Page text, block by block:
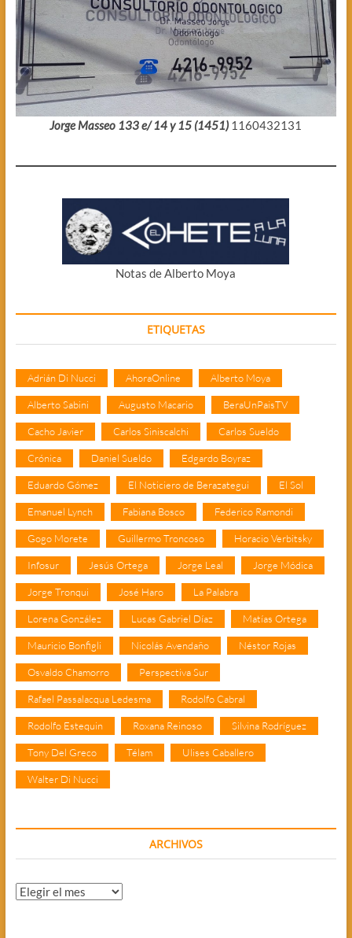
Jorge Masseo 133 e/ 14 y 15 (1451) 1160432131
Notas de Alberto Moya
ETIQUETAS
Adrián Di Nucci AhoraOnline Alberto Moya
Alberto Sabini Augusto Macario BeraUnPaisTV
Cacho Javier Carlos Siniscalchi Carlos Sueldo
Crónica Daniel Sueldo Edgardo Boyraz
Eduardo Gómez El Noticiero de Berazategui El Sol
Emanuel Lynch Fabiana Bosco Federico Ramondi
Gogo Morete Guillermo Troncoso Horacio Verbitsky
Infosur Jesús Ortega Jorge Leal Jorge Módica
Jorge Tronqui José Haro La Palabra
Lorena González Lucas Gabriel Díaz Matías Ortega
Mauricio Bonfigli Nicolás Avendaño Néstor Rojas
Osvaldo Chamorro Perspectiva Sur
Rafael Passalacqua Ledesma Rodolfo Cabral
Rodolfo Estequin Roxana Reinoso Silvina Rodríguez
Tony Del Greco Télam Ulises Caballero
Walter Di Nucci
ARCHIVOS
Archivos